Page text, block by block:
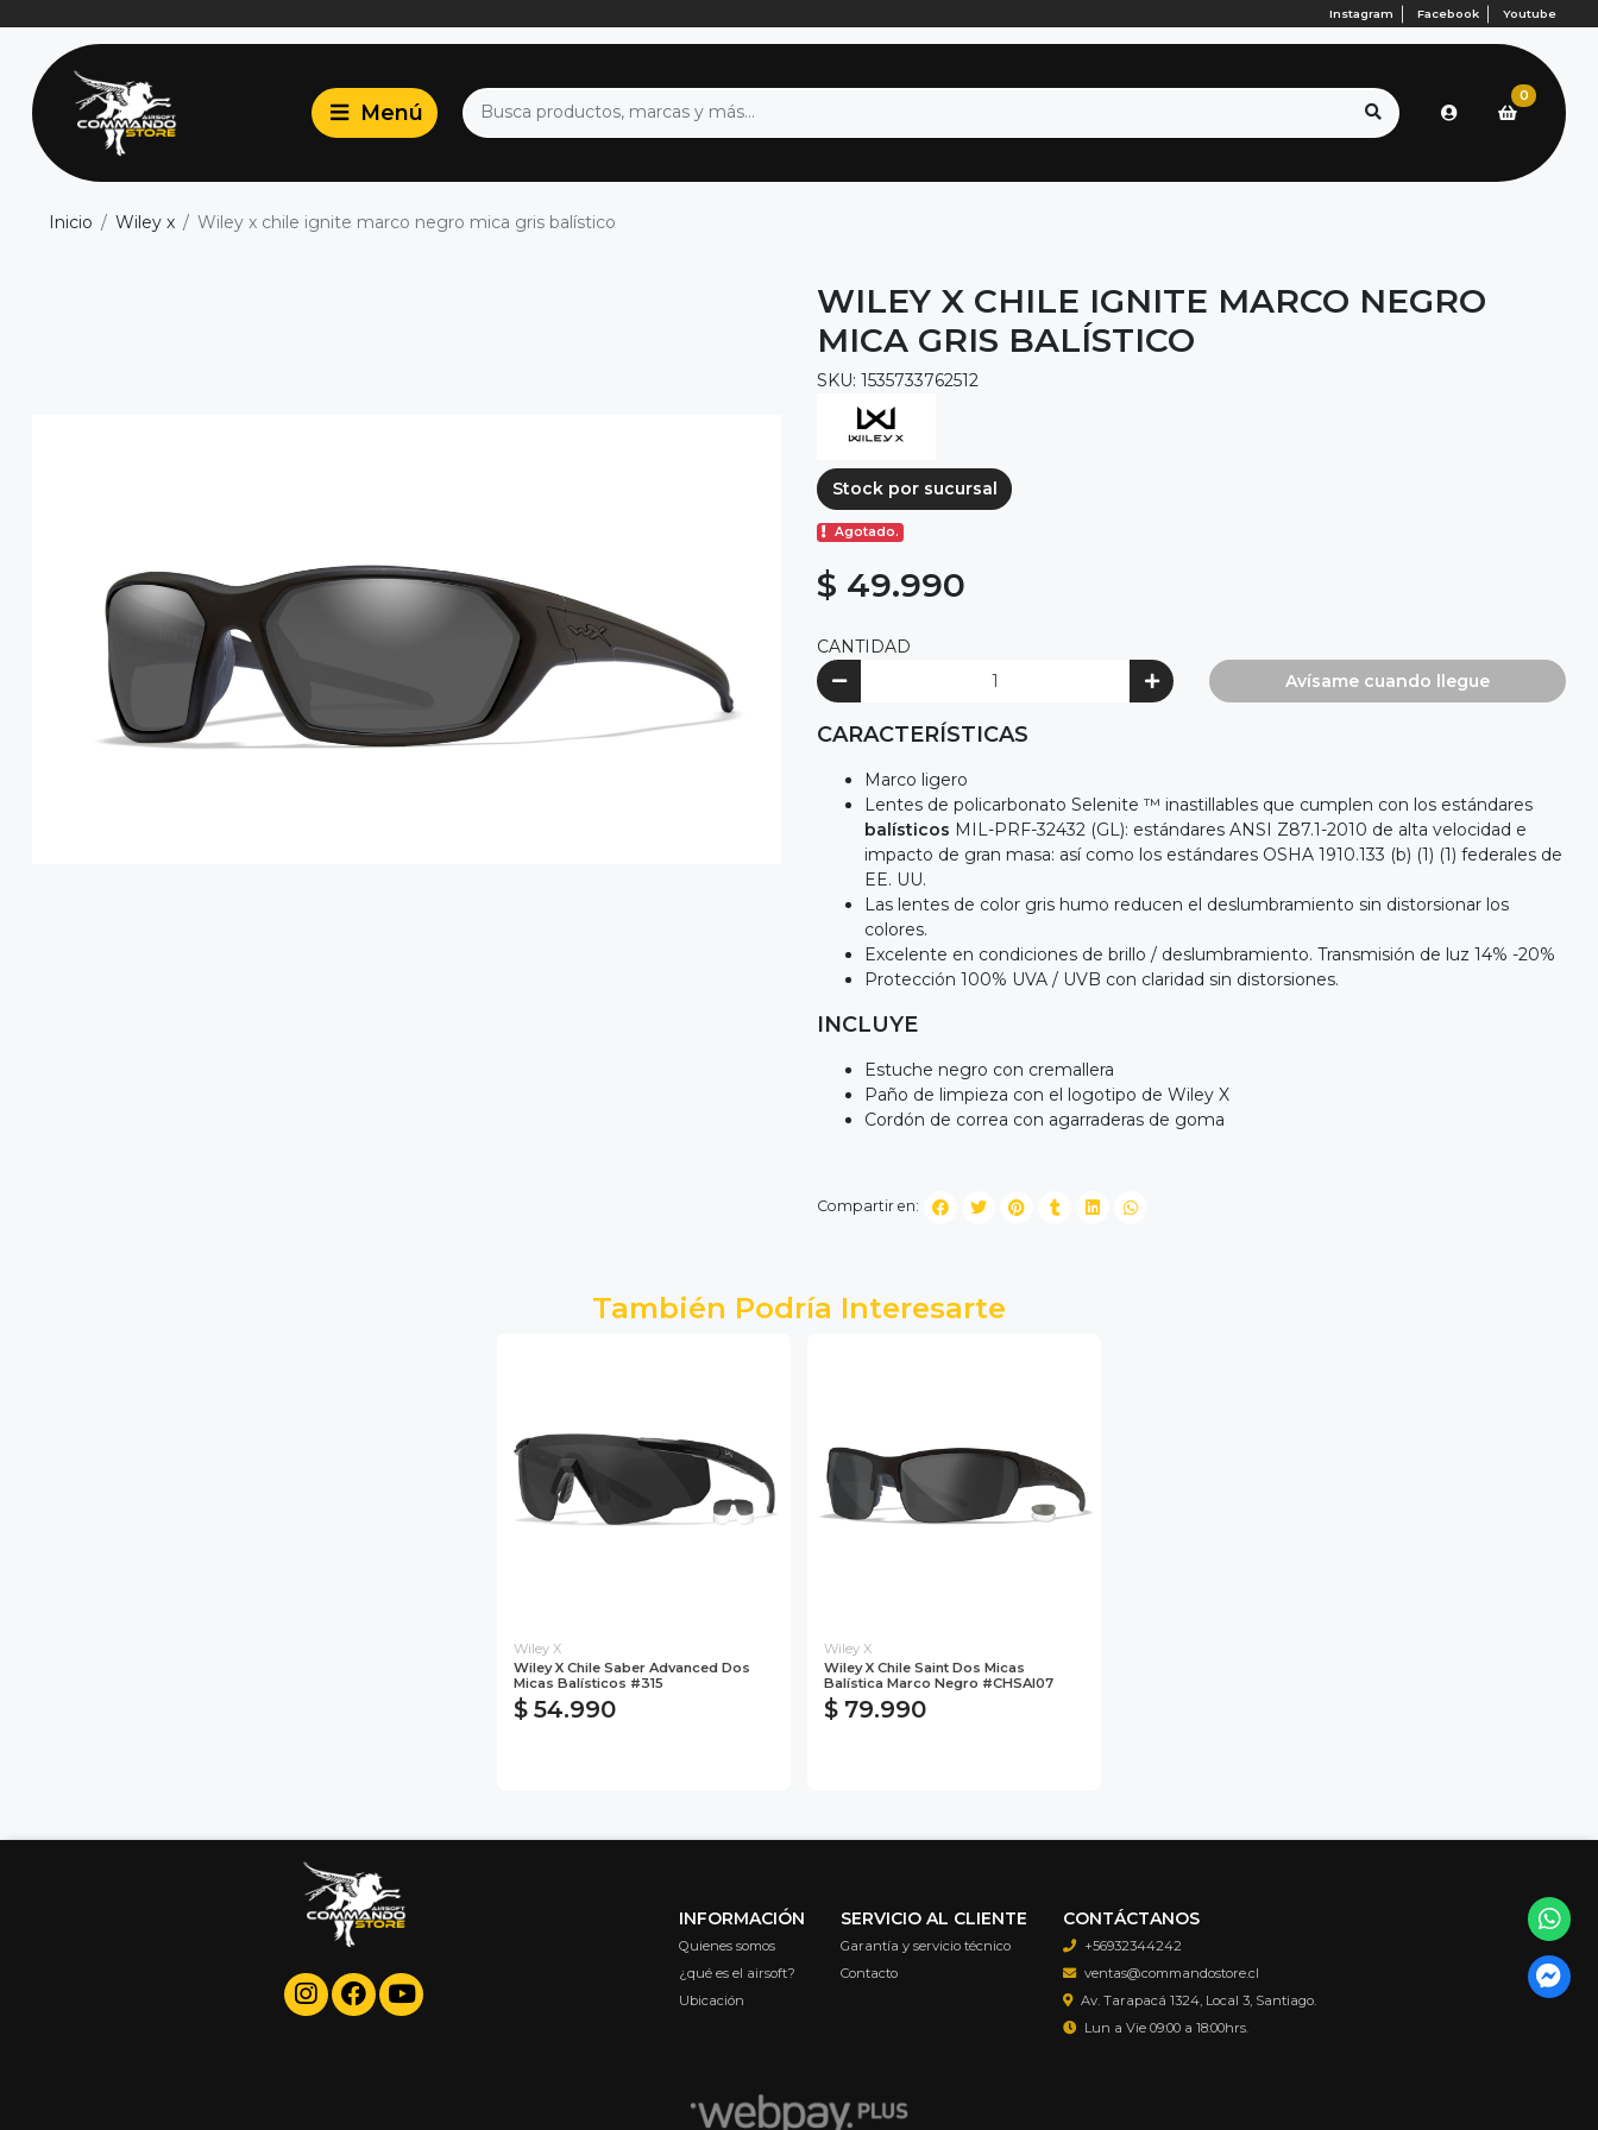
Instagram Facebook Youtube
0
Inicio Wiley x Wiley x chile ignite marco negro mica gris balístico
WILEY X CHILE IGNITE MARCO NEGRO
MICA GRIS BALÍSTICO
SKU: 1535733762512
Stock por sucursal
Agotado.
$ 49.990
CANTIDAD
Avísame cuando llegue
CARACTERÍSTICAS
Marco ligero
Lentes de policarbonato Selenite ™ inastillables que cumplen con los estándares
balísticos MIL-PRF-32432 (GL): estándares ANSI Z87.1-2010 de alta velocidad e
impacto de gran masa: así como los estándares OSHA 1910.133 (b) (1) (1) federales de
EE. UU.
Las lentes de color gris humo reducen el deslumbramiento sin distorsionar los
colores.
Excelente en condiciones de brillo / deslumbramiento. Transmisión de luz 14% -20%
Protección 100% UVA / UVB con claridad sin distorsiones.
INCLUYE
Estuche negro con cremallera
Paño de limpieza con el logotipo de Wiley X
Cordón de correa con agarraderas de goma
Compartir en:
También Podría Interesarte
Wiley X
Wiley X Chile Saber Advanced Dos
Micas Balísticos #315
$ 54.990
Wiley X
Wiley X Chile Saint Dos Micas
Balística Marco Negro #CHSAI07
$ 79.990
INFORMACIÓN
Quienes somos
¿qué es el airsoft?
Ubicación
SERVICIO AL CLIENTE
Garantía y servicio técnico
Contacto
CONTÁCTANOS
+56932344242
ventas@commandostore.cl
Av. Tarapacá 1324, Local 3, Santiago.
Lun a Vie 09:00 a 18:00hrs.